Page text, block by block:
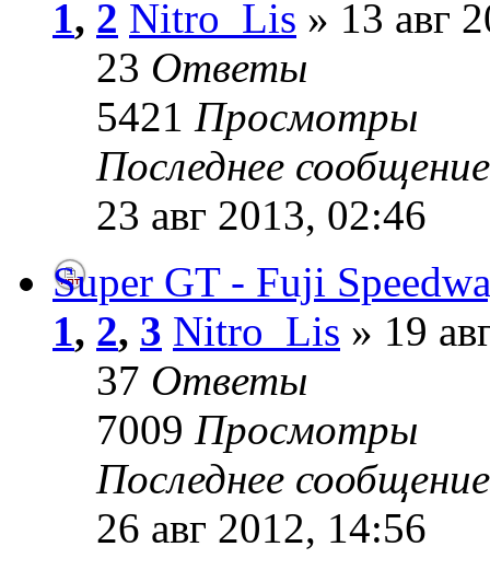
1, 2 Nitro_Lis » 13 авг
23 Ответы
5421 Просмотры
Последнее
23 авг 2013, 02:46
Super GT - Fuji
1, 2, 3 Nitro_Lis » 19
37 Ответы
7009 Просмотры
Последнее
26 авг 2012, 14:56